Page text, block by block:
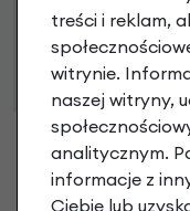
66 Kodeksu
i przyznaniu
zdolności
treści i reklam,
witrynie.
naszej witryny,
analitycznym.
informacje z
Ciebie lub